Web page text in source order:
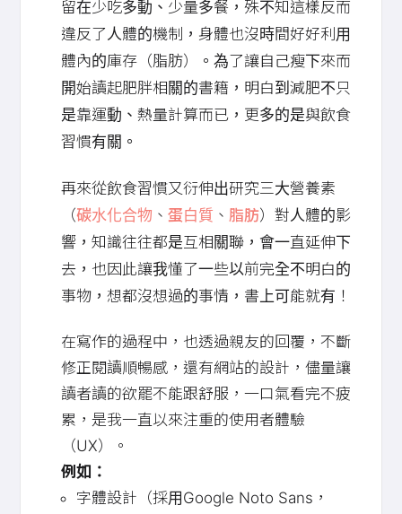
留在少吃多動、少量多餐，殊不知這樣反而
違反了人體的機制，身體也沒時間好好利用
體內的庫存（脂肪）。為了讓自己瘦下來而
開始讀起肥胖相關的書籍，明白到減肥不只
是靠運動、熱量計算而已，更多的是與飲食
習慣有關。
再來從飲食習慣又衍伸出研究三大營養素
（碳水化合物 、蛋白質 、脂肪）對人體的影
響，知識往往都是互相關聯，會一直延伸下
去，也因此讓我懂了一些以前完全不明白的
事物，想都沒想過的事情，書上可能就有！
在寫作的過程中，也透過親友的回覆，不斷
修正閱讀順暢感，還有網站的設計，儘量讓
讀者讀的欲罷不能跟舒服，一口氣看完不疲
累，是我一直以來注重的使用者體驗
（UX）。
例如：
字體設計（採用Google Noto Sans，